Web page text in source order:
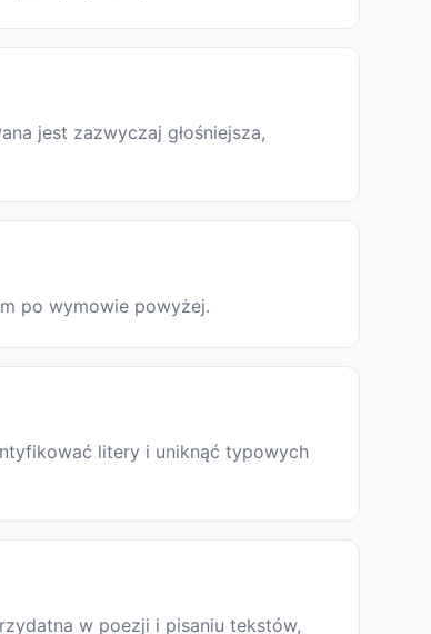
jest zazwyczaj głośniejsza,
po wymowie powyżej.
litery i uniknąć typowych
w poezji i pisaniu tekstów,